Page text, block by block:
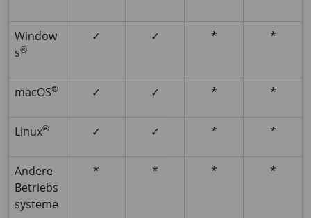
Window
s®
✓ ✓ * *
macOS® ✓ ✓ * *
Linux® ✓ ✓ * *
Andere
Betriebs
systeme
* * * *